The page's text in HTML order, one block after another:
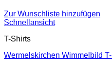
Zur Wunschliste hinzufügen
Schnellansicht
T-Shirts
Wermelskirchen Wimmelbild